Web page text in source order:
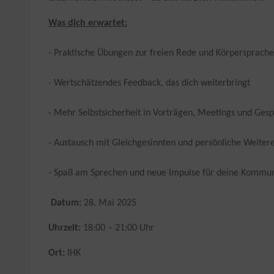
Was dich erwartet:
- Praktische Übungen zur freien Rede und Körpersprache
- Wertschätzendes Feedback, das dich weiterbringt
- Mehr Selbstsicherheit in Vorträgen, Meetings und
- Austausch mit Gleichgesinnten und persönliche
- Spaß am Sprechen und neue Impulse für deine
Datum: 28. Mai 2025
Uhrzeit: 18:00 – 21:00 Uhr
Ort: IHK